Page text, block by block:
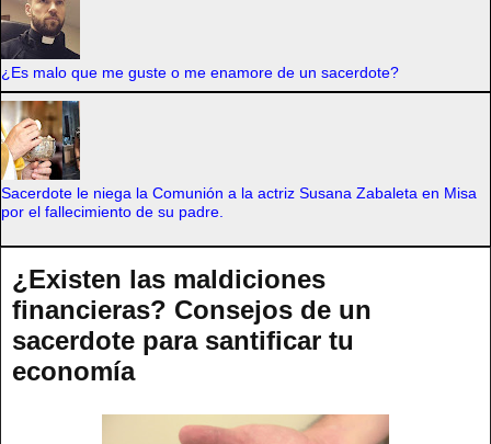
¿Es malo que me guste o me enamore de un sacerdote?
Sacerdote le niega la Comunión a la actriz Susana Zabaleta en Misa
por el fallecimiento de su padre.
¿Existen las maldiciones
financieras? Consejos de un
sacerdote para santificar tu
economía